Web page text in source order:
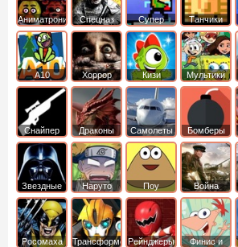
Аниматроники Спецназ
Супер
бойцы
Танчики
А10 Хоррор Кизи Мультики
Снайпер Драконы Самолеты Бомберы
Звездные
войны
Наруто Поу Война
Росомаха ТрансформерыРейнджеры
Финис и